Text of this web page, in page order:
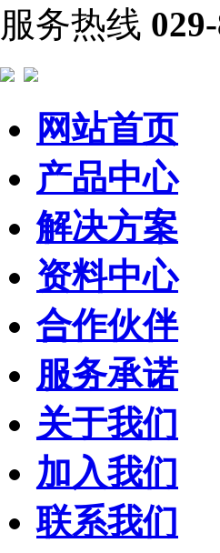
服务热线
网站首页
产品中心
解决方案
资料中心
合作伙伴
服务承诺
关于我们
加入我们
联系我们